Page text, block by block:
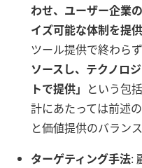
わせ、ユーザー企業
イズ可能な体制を提供
ツール提供で終わらず
ソースし、テクノロ
トで提供」 という包
計にあたっては前述
と価値提供のバラン
ターゲティング手法: